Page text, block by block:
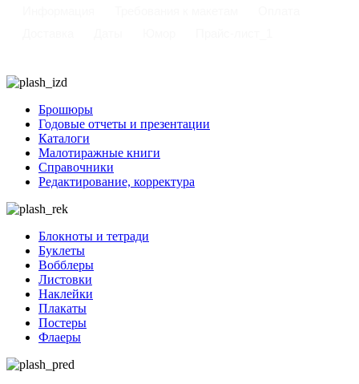
Брошюры
Годовые отчеты и презентации
Каталоги
Малотиражные книги
Справочники
Редактирование, корректура
Блокноты и тетради
Буклеты
Вобблеры
Листовки
Наклейки
Плакаты
Постеры
Флаеры